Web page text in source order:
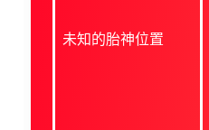
未知的胎神位置